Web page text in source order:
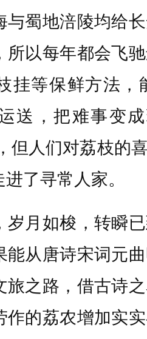
与蜀地涪陵均给
所以每年都会飞
挂等保鲜方法，
送，把难事变
但人们对荔枝的
了寻常人家。
月如梭，转瞬已
能从唐诗宋词元
旅之路，借古诗
作的荔农增加实